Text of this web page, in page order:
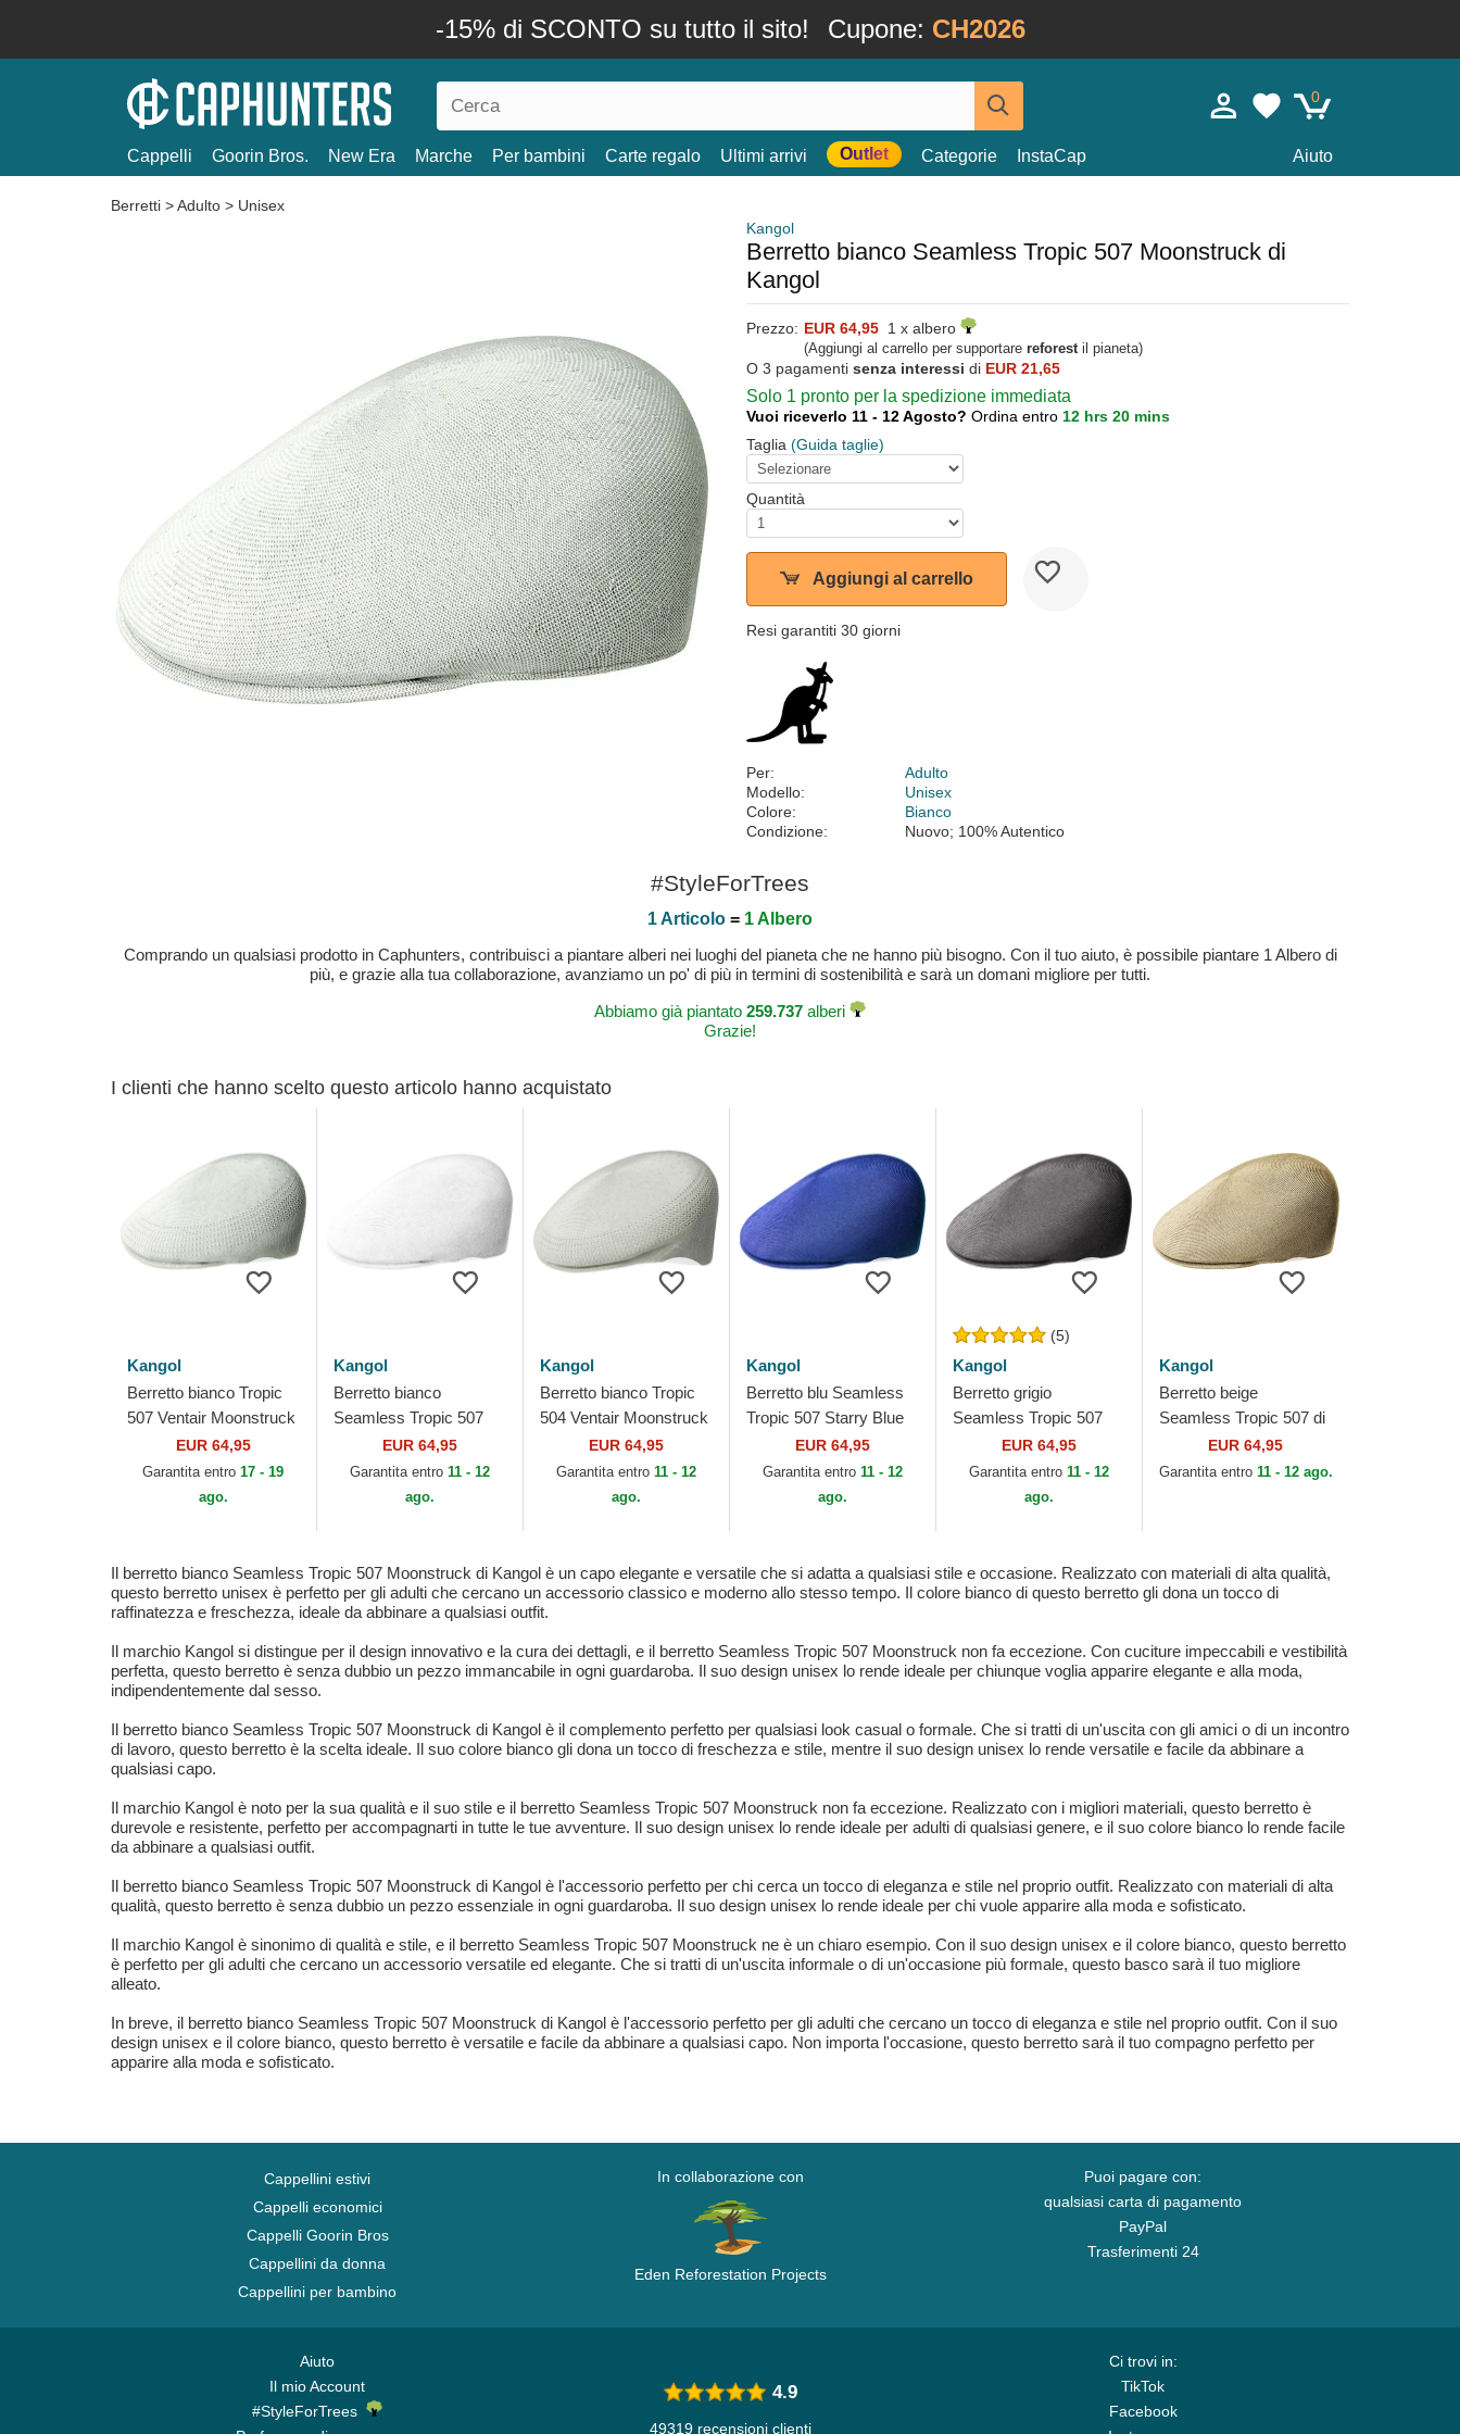
-15% di SCONTO su tutto il sito! Cupone: CH2026
0
Cappelli Goorin Bros. New Era Marche Per bambini Carte regalo Ultimi arrivi Outlet Categorie InstaCap Aiuto
Berretti >Adulto > Unisex
Kangol
Berretto bianco Seamless Tropic 507 Moonstruck di
Kangol
Prezzo: EUR 64,95 1 x albero
(Aggiungi al carrello per supportare reforestil pianeta)
O 3 pagamenti senza interessi di EUR 21,65
Solo 1 pronto per la spedizione immediata
Vuoi riceverlo 11 - 12 Agosto? Ordina entro 12 hrs 20 mins
Taglia (Guida taglie)
Quantità
Aggiungi al carrello
Resi garantiti 30 giorni
Per:
Adulto
Modello:
Unisex
Colore:
Bianco
Condizione:
Nuovo; 100% Autentico
#StyleForTrees
1 Articolo = 1 Albero
Comprando un qualsiasi prodotto in Caphunters, contribuisci a piantare alberi nei luoghi del pianeta che ne hanno più bisogno. Con il tuo aiuto, è possibile piantare 1 Albero di
più, e grazie alla tua collaborazione, avanziamo un po' di più in termini di sostenibilità e sarà un domani migliore per tutti.
Abbiamo già piantato 259.737 alberi
Grazie!
I clienti che hanno scelto questo articolo hanno acquistato
Kangol
Berretto bianco Tropic
507 Ventair Moonstruck
di KangolEUR 64,95
Garantita entro17 - 19
ago.
Kangol
Berretto bianco
Seamless Tropic 507
White di Kangol
EUR 64,95
Garantita entro 11 - 12
ago.
Kangol
Berretto bianco Tropic
504 Ventair Moonstruck
di KangolEUR 64,95
Garantita entro 11 - 12
ago.
Kangol
Berretto blu Seamless
Tropic 507 Starry Blue
di KangolEUR 64,95
Garantita entro 11 - 12
ago.
(5)
Kangol
Berretto grigio
Seamless Tropic 507
Charcoal di Kangol
EUR 64,95
Garantita entro 11 - 12
ago.
Kangol
Berretto beige
Seamless Tropic 507 di
EUR 64,95
Garantita entro 11 - 12 ago.
Il berretto bianco Seamless Tropic 507 Moonstruck di Kangol è un capo elegante e versatile che si adatta a qualsiasi stile e occasione. Realizzato con materiali di alta qualità,
questo berretto unisex è perfetto per gli adulti che cercano un accessorio classico e moderno allo stesso tempo. Il colore bianco di questo berretto gli dona un tocco di
raffinatezza e freschezza, ideale da abbinare a qualsiasi outfit.
Il marchio Kangol si distingue per il design innovativo e la cura dei dettagli, e il berretto Seamless Tropic 507 Moonstruck non fa eccezione. Con cuciture impeccabili e vestibilità
perfetta, questo berretto è senza dubbio un pezzo immancabile in ogni guardaroba. Il suo design unisex lo rende ideale per chiunque voglia apparire elegante e alla moda,
indipendentemente dal sesso.
Il berretto bianco Seamless Tropic 507 Moonstruck di Kangol è il complemento perfetto per qualsiasi look casual o formale. Che si tratti di un'uscita con gli amici o di un incontro
di lavoro, questo berretto è la scelta ideale. Il suo colore bianco gli dona un tocco di freschezza e stile, mentre il suo design unisex lo rende versatile e facile da abbinare a
qualsiasi capo.
Il marchio Kangol è noto per la sua qualità e il suo stile e il berretto Seamless Tropic 507 Moonstruck non fa eccezione. Realizzato con i migliori materiali, questo berretto è
durevole e resistente, perfetto per accompagnarti in tutte le tue avventure. Il suo design unisex lo rende ideale per adulti di qualsiasi genere, e il suo colore bianco lo rende facile
da abbinare a qualsiasi outfit.
Il berretto bianco Seamless Tropic 507 Moonstruck di Kangol è l'accessorio perfetto per chi cerca un tocco di eleganza e stile nel proprio outfit. Realizzato con materiali di alta
qualità, questo berretto è senza dubbio un pezzo essenziale in ogni guardaroba. Il suo design unisex lo rende ideale per chi vuole apparire alla moda e sofisticato.
Il marchio Kangol è sinonimo di qualità e stile, e il berretto Seamless Tropic 507 Moonstruck ne è un chiaro esempio. Con il suo design unisex e il colore bianco, questo berretto
è perfetto per gli adulti che cercano un accessorio versatile ed elegante. Che si tratti di un'uscita informale o di un'occasione più formale, questo basco sarà il tuo migliore
alleato.
In breve, il berretto bianco Seamless Tropic 507 Moonstruck di Kangol è l'accessorio perfetto per gli adulti che cercano un tocco di eleganza e stile nel proprio outfit. Con il suo
design unisex e il colore bianco, questo berretto è versatile e facile da abbinare a qualsiasi capo. Non importa l'occasione, questo berretto sarà il tuo compagno perfetto per
apparire alla moda e sofisticato.
Cappellini estivi
Cappelli economici
Cappelli Goorin Bros
Cappellini da donna
Cappellini per bambino
In collaborazione con
Eden Reforestation Projects
Puoi pagare con:
qualsiasi carta di pagamento
PayPal
Trasferimenti 24
Aiuto
Il mio Account
#StyleForTrees
Ci trovi in:
TikTok
Facebook
4.9
49319 recensioni clienti